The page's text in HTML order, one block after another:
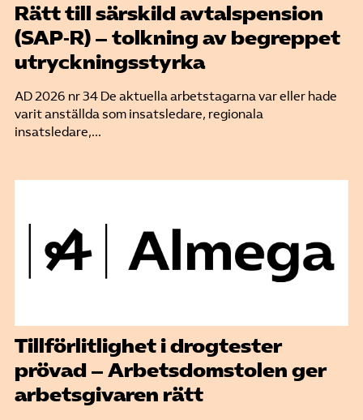
Rätt till särskild avtalspension
(SAP‑R) – tolkning av begreppet
utryckningsstyrka
AD 2026 nr 34 De aktuella arbetstagarna var eller hade
varit anställda som insatsledare, regionala
insatsledare,...
Tillförlitlighet i drogtester
prövad – Arbetsdomstolen ger
arbetsgivaren rätt